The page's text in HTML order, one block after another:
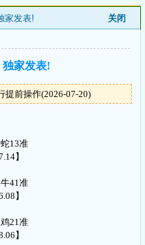
家发表!
关闭
独家发表!
提前操作(2026-07-20)
13准
】
41准
】
21准
】